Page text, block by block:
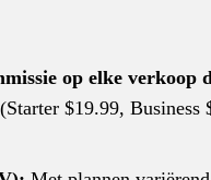
op elke verkoop
$19.99, Business